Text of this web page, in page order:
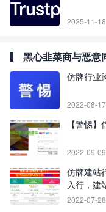
2025-11-18
黑心韭菜商与恶意
仿牌行业
2022-08-17
【警惕
2022-09-09
仿牌建站
入行，建
2022-07-28